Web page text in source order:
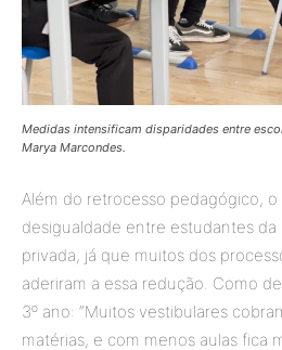
Medidas intensificam disparidades entre
Marya Marcondes.
Além do retrocesso pedagógico,
desigualdade entre estudantes
privada, já que muitos dos
aderiram a essa redução. Como
3º ano: “Muitos vestibulares
matérias, e com menos aulas fica